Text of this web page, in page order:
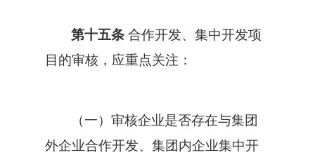
第十五条 合作开发、集中开发项
目的审核，应重点关注：
（一）审核企业是否存在与集团
外企业合作开发、集团内企业集中开